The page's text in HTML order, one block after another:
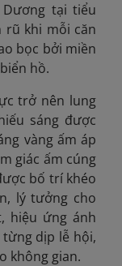
tại tiểu
rũ khi mỗi căn
bọc bởi miền
hồ.
trở nên lung
sáng được
vàng ấm áp
giác ấm cúng
bố trí khéo
lý tưởng cho
hiệu ứng ánh
dịp lễ hội,
không gian.